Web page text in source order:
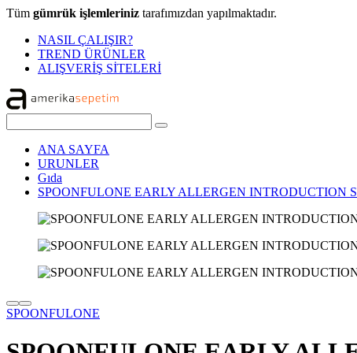
Tüm gümrük işlemleriniz tarafımızdan yapılmaktadır.
NASIL ÇALIŞIR?
TREND ÜRÜNLER
ALIŞVERİŞ SİTELERİ
ANA SAYFA
URUNLER
Gıda
SPOONFULONE EARLY ALLERGEN INTRODUCTION
SPOONFULONE